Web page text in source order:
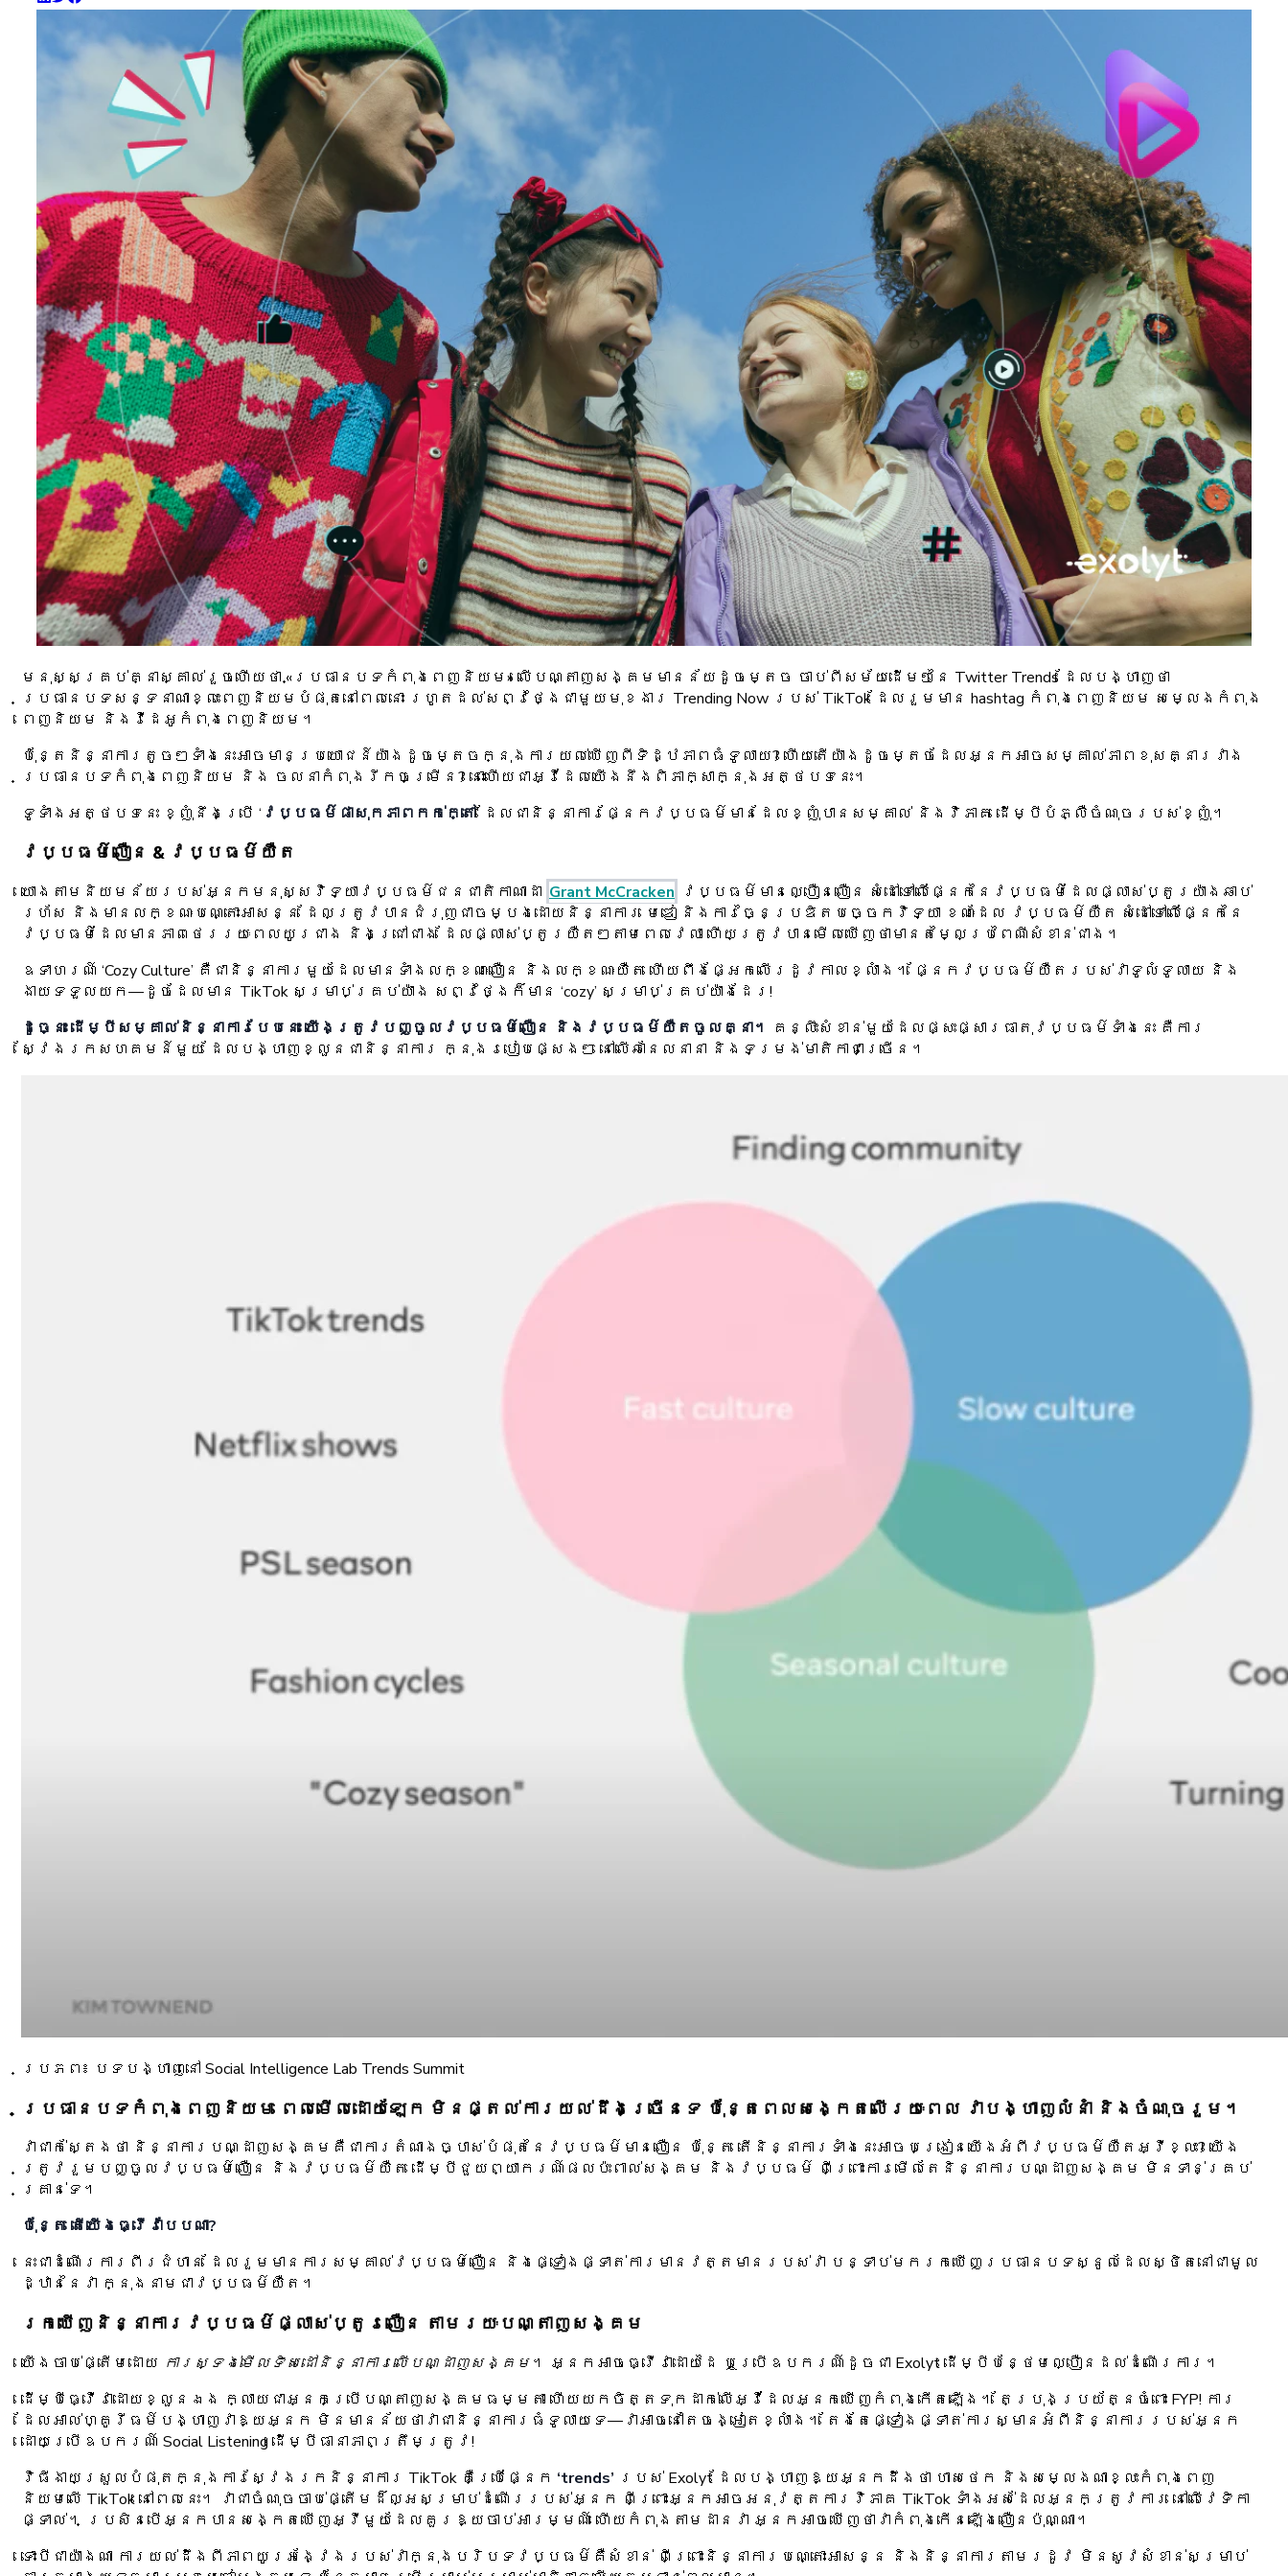
មនុស្សគ្រប់គ្នាស្គាល់រួចហើយថា «ប្រធានបទកំពុងពេញនិយម» លើបណ្តាញសង្គមមានន័យដូចម្តេច ចាប់ពីសម័យដើមៗនៃ Twitter Trends ដែលបង្ហាញថា
ប្រធានបទសន្ទនាណាខ្លះពេញនិយមបំផុតនៅពេលនោះ រហូតដល់សព្វថ្ងៃជាមួយមុខងារ Trending Now របស់ TikTok ដែលរួមមាន hashtag កំពុងពេញនិយម សម្លេងកំពុង
ពេញនិយម និងវីដេអូកំពុងពេញនិយម។
ប៉ុន្តែនិន្នាការតូចៗទាំងនេះអាចមានប្រយោជន៍យ៉ាងដូចម្តេចក្នុងការយល់ឃើញពីទិដ្ឋភាពធំទូលាយ? ហើយតើយ៉ាងដូចម្តេចដែលអ្នកអាចសម្គាល់ភាពខុសគ្នារវាង
ប្រធានបទកំពុងពេញនិយម និង ចលនាកំពុងរីកចម្រើន? នោះហើយជាអ្វីដែលយើងនឹងពិភាក្សាក្នុងអត្ថបទនេះ។
ទូទាំងអត្ថបទនេះ ខ្ញុំនឹងប្រើ ‘ វប្បធម៌ផាសុកភាពកក់ក្តៅ’ ដែលជានិន្នាការផ្នែកវប្បធម៌មានដែលខ្ញុំបានសម្គាល់ និងវិភាគ ដើម្បីបំភ្លឺចំណុចរបស់ខ្ញុំ។
វប្បធម៌លឿន & វប្បធម៌យឺត
យោងតាមនិយមន័យរបស់អ្នកមនុស្សវិទ្យាវប្បធម៌ជនជាតិកាណាដា Grant McCracken វប្បធម៌មានល្បឿនលឿន សំដៅទៅលើផ្នែកនៃវប្បធម៌ដែលផ្លាស់ប្តូរយ៉ាងឆាប់
រហ័ស និងមានលក្ខណៈបណ្តោះអាសន្ន ដែលត្រូវបានជំរុញជាចម្បងដោយនិន្នាការ មេឌៀ និងការច្នៃប្រឌិតបច្ចេកវិទ្យា ខណៈដែល វប្បធម៌យឺត សំដៅទៅលើផ្នែកនៃ
វប្បធម៌ដែលមានភាពថេររយៈពេលយូរជាង និងជ្រៅជាង ដែលផ្លាស់ប្តូរយឺតៗតាមពេលវេលា ហើយត្រូវបានមើលឃើញថាមានតម្លៃប្រពៃណីសំខាន់ជាង។
ឧទាហរណ៍ ‘Cozy Culture’ គឺជានិន្នាការមួយដែលមានទាំងលក្ខណៈលឿន និងលក្ខណៈយឺត ហើយពឹងផ្អែកលើរដូវកាលខ្លាំង។ ផ្នែកវប្បធម៌យឺតរបស់វាទូលំទូលាយ និង
ងាយទទួលយក—ដូចដែលមាន TikTok សម្រាប់គ្រប់យ៉ាង សព្វថ្ងៃក៏មាន ‘cozy’ សម្រាប់គ្រប់យ៉ាងដែរ!
ដូច្នេះ ដើម្បីសម្គាល់និន្នាការបែបនេះ យើងត្រូវបញ្ចូលវប្បធម៌លឿន និងវប្បធម៌យឺតចូលគ្នា។
គន្លឹះសំខាន់មួយដែលផ្សះផ្សារធាតុវប្បធម៌ទាំងនេះ គឺការ
ស្វែងរកសហគមន៍មួយ ដែលបង្ហាញខ្លួនជានិន្នាការ ក្នុងរបៀបផ្សេងៗ នៅលើឆានែលនានា និងទម្រង់មាតិកាជាច្រើន។
ប្រភព៖ បទបង្ហាញនៅ Social Intelligence Lab Trends Summit
ប្រធានបទកំពុងពេញនិយម ពេលមើលដោយឡែក មិនផ្តល់ការយល់ដឹងច្រើនទេ ប៉ុន្តែពេលសង្កេតលើរយៈពេល វាបង្ហាញលំនាំ និងចំណុចរួម។
វាជាក់ស្តែងថា និន្នាការបណ្ដាញសង្គមគឺជាការតំណាងច្បាស់បំផុតនៃវប្បធម៌មានលឿន ប៉ុន្តែ តើនិន្នាការទាំងនេះអាចបង្រៀនយើងអំពីវប្បធម៌យឺតអ្វីខ្លះ? យើង
ត្រូវរួមបញ្ចូលវប្បធម៌លឿន និងវប្បធម៌យឺត ដើម្បីជួយព្យាករណ៍ផលប៉ះពាល់សង្គម និងវប្បធម៌ ពីព្រោះការមើលតែ​និន្នាការបណ្ដាញសង្គម មិនទាន់គ្រប់
គ្រាន់ទេ។
ប៉ុន្តែ តើយើងធ្វើវាបែបណា?
នេះជាដំណើរការពីរជំហាន ដែលរួមមានការសម្គាល់វប្បធម៌លឿន និងផ្ទៀងផ្ទាត់ការមានវត្តមានរបស់វា បន្ទាប់មករកឃើញប្រធានបទស្នូលដែលស្ថិតនៅជាមូល
ដ្ឋាននៃវា ក្នុងនាមជាវប្បធម៌យឺត។
រកឃើញនិន្នាការវប្បធម៌ផ្លាស់ប្តូរលឿន តាមរយៈបណ្តាញសង្គម
យើងចាប់ផ្តើមដោយ ការស្ទង់មើលទិសដៅនិន្នាការលើបណ្ដាញសង្គម។ អ្នកអាចធ្វើវាដោយដៃ ឬប្រើឧបករណ៍ដូចជា Exolyt ដើម្បីបន្ថែមល្បឿនដល់ដំណើរការ។
ដើម្បីធ្វើវាដោយខ្លួនឯង ក្លាយជាអ្នកប្រើបណ្តាញសង្គមធម្មតា ហើយយកចិត្តទុកដាក់លើអ្វីដែលអ្នកឃើញកំពុងកើតឡើង។ តែប្រុងប្រយ័ត្នចំពោះ FYP! ការ
ដែលអាល់ហ្គូរីធម៍បង្ហាញវាឱ្យអ្នក មិនមានន័យថាវាជានិន្នាការធំទូលាយទេ—វាអាចនៅតែចង្អៀតខ្លាំង។ តែងតែផ្ទៀងផ្ទាត់ការស្មានអំពីនិន្នាការរបស់អ្នក
ដោយប្រើឧបករណ៍ Social Listening ដើម្បីធានាភាពត្រឹមត្រូវ!
វិធីងាយស្រួលបំផុតក្នុងការស្វែងរកនិន្នាការ TikTok គឺប្រើផ្នែក ‘trends’ របស់ Exolyt ដែលបង្ហាញឱ្យអ្នកដឹងថា ហាសថេក និងសម្លេងណាខ្លះកំពុងពេញ
និយមលើ TikTok នៅពេលនេះ។ វាជាចំណុចចាប់ផ្តើមដ៏ល្អសម្រាប់ដំណើររបស់អ្នក ពីព្រោះអ្នកអាចអនុវត្តការវិភាគ TikTok ទាំងអស់ដែលអ្នកត្រូវការ នៅលើវេទិកា
ផ្ទាល់។ ប្រសិនបើអ្នកបានសង្កេតឃើញអ្វីមួយដែលគួរឱ្យចាប់អារម្មណ៍ ហើយកំពុងតាមដានវា អ្នកអាចឃើញថាវាកំពុងកើនឡើងលឿនប៉ុណ្ណា។
ទោះបីជាយ៉ាងណា ការយល់ដឹងពីភាពយូរអង្វែងរបស់វាក្នុងបរិបទវប្បធម៌គឺសំខាន់ ពីព្រោះនិន្នាការបណ្តោះអាសន្ន និងនិន្នាការតាមរដូវ មិនសូវសំខាន់សម្រាប់